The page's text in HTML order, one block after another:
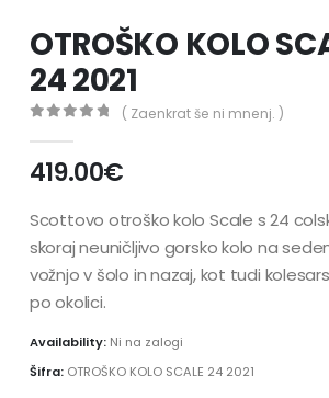
OTROŠKO KOLO
24 2021
( Zaenkrat še ni mnenj. )
419.00€
Scottovo otroško kolo Scale s 24
skoraj neuničljivo gorsko kolo na
vožnjo v šolo in nazaj, kot tudi
po okolici.
Availability: Ni na zalogi
Šifra: OTROŠKO KOLO SCALE 24 2021